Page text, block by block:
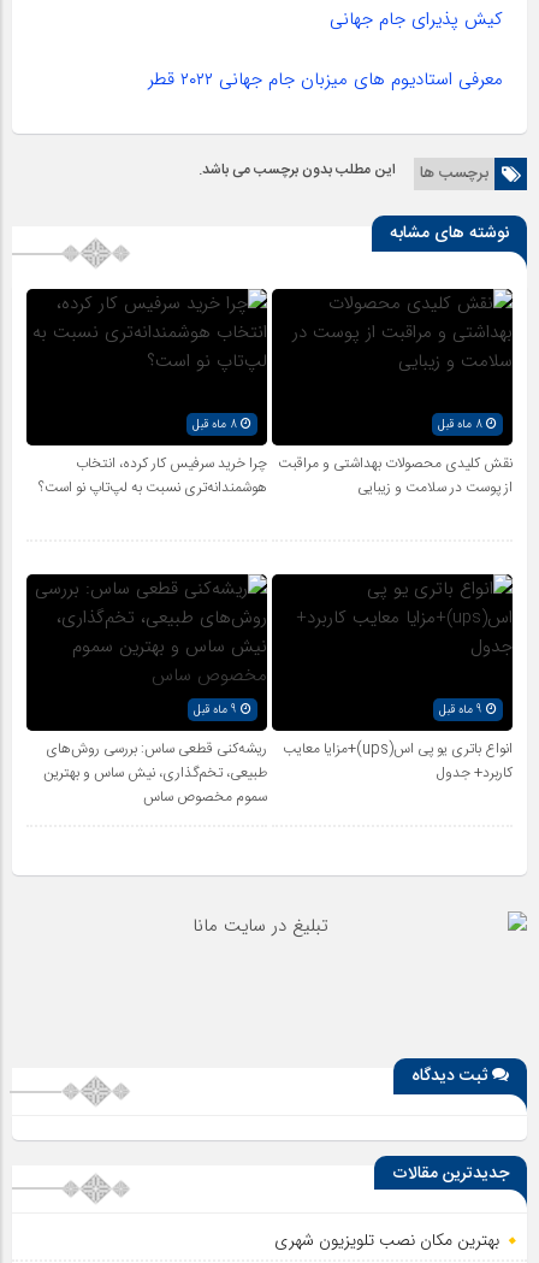
کیش پذیرای جام جهانی
معرفی استادیوم های میزبان جام جهانی ۲۰۲۲ قطر
برچسب ها این مطلب بدون برچسب می باشد.
نوشته های مشابه
8 ماه قبل
نقش کلیدی محصولات بهداشتی و مراقبت
از پوست در سلامت و زیبایی
چرا خرید سرفیس کار کرده، انتخاب
هوشمندانه‌تری نسبت به لپ‌تاپ نو است؟
انواع باتری یو پی اس(ups)+مزایا معایب
کاربرد+ جدول
ریشه‌کنی قطعی ساس: بررسی روش‌های
طبیعی، تخم‌گذاری، نیش ساس و بهترین
سموم مخصوص ساس
ثبت دیدگاه
جدیدترین مقالات
بهترین مکان نصب تلویزیون شهری